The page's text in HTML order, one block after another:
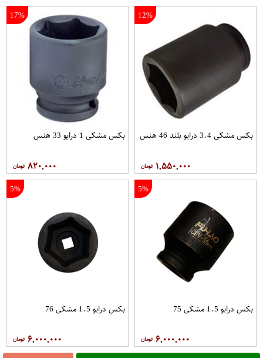
12%
بکس مشکی 3.4 درایو بلند 46 هنس
۱,۵۵۰,۰۰۰
17%
بکس مشکی 1 درایو 33 هنس
۸۲۰,۰۰۰
5%
بکس درایو 1.5 مشکی 75
۶,۰۰۰,۰۰۰
5%
بکس درایو 1.5 مشکی 76
۶,۰۰۰,۰۰۰